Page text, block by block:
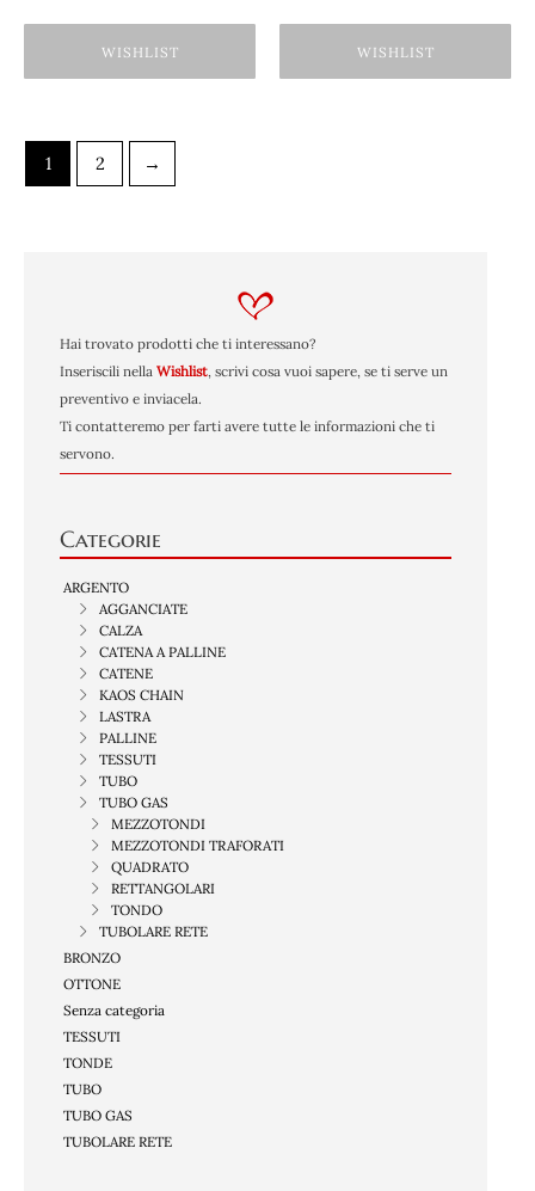
Hai trovato prodotti che ti interessano?
Inseriscili nella Wishlist , scrivi cosa vuoi sapere, se ti serve un
preventivo e inviacela.
Ti contatteremo per farti avere tutte le informazioni che ti
servono.
Categorie
ARGENTO
AGGANCIATE
CALZA
CATENA A PALLINE
CATENE
KAOS CHAIN
LASTRA
PALLINE
TESSUTI
TUBO
TUBO GAS
MEZZOTONDI
MEZZOTONDI TRAFORATI
QUADRATO
RETTANGOLARI
TONDO
TUBOLARE RETE
BRONZO
OTTONE
Senza categoria
TESSUTI
TONDE
TUBO
TUBO GAS
TUBOLARE RETE
WISHLIST WISHLIST
1 2 →